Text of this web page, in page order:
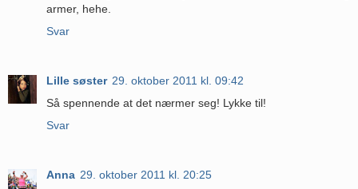
armer, hehe.
Svar
Lille søster 29. oktober 2011 kl. 09:42
Så spennende at det nærmer seg! Lykke til!
Svar
Anna 29. oktober 2011 kl. 20:25